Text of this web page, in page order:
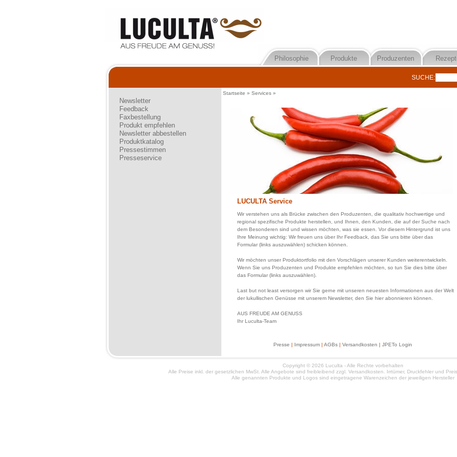
Philosophie Produkte Produzenten
SUCHE:
Newsletter
Feedback
Faxbestellung
Produkt empfehlen
Newsletter abbestellen
Produktkatalog
Pressestimmen
Presseservice
Startseite » Services»
LUCULTA Service
Wir verstehen uns als Brücke zwischen den Produzenten, die qualitativ hochwertige und
regional spezifische Produkte herstellen, und Ihnen, den Kunden, die auf der Suche nach
dem Besonderen sind und wissen möchten, was sie essen. Vor diesem Hintergrund ist uns
Ihre Meinung wichtig: Wir freuen uns über Ihr Feedback, das Sie uns bitte über das
Formular (links auszuwählen) schicken können.
Wir möchten unser Produktortfolio mit den Vorschlägen unserer Kunden weiterentwickeln.
Wenn Sie uns Produzenten und Produkte empfehlen möchten, so tun Sie dies bitte über
das Formular (links auszuwählen).
Last but not least versorgen wir Sie gerne mit unseren neuesten Informationen aus der Welt
der lukullischen Genüsse mit unserem Newsletter, den Sie hier abonnieren können.
AUS FREUDE AM GENUSS
Ihr Luculta-Team
Presse | Impressum | AGBs | Versandkosten | JPETo Login
Copyright © 2026 Luculta - Alle Rechte vorbehalten
Alle Preise inkl. der gesetzlichen MwSt. Alle Angebote sind freibleibend zzgl. Versandkosten. Irrtümer, Druckfehler und
Alle genannten Produkte und Logos sind eingetragene Warenzeichen der jeweiligen Hersteller